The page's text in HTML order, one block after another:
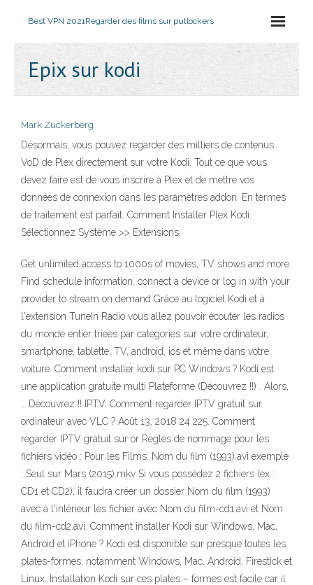
Best VPN 2021Regarder des films sur putlockers
Epix sur kodi
Mark Zuckerberg
Désormais, vous pouvez regarder des milliers de contenus
VoD de Plex directement sur votre Kodi. Tout ce que vous
devez faire est de vous inscrire à Plex et de mettre vos
données de connexion dans les paramètres addon. En termes
de traitement est parfait. Comment Installer Plex Kodi:
Sélectionnez Système >> Extensions.
Get unlimited access to 1000s of movies, TV shows and more.
Find schedule information, connect a device or log in with your
provider to stream on demand Grâce au logiciel Kodi et à
l'extension TuneIn Radio vous allez pouvoir écouter les radios
du monde entier triées par catégories sur votre ordinateur,
smartphone, tablette, TV, android, ios et même dans votre
voiture. Comment installer kodi sur PC Windows ? Kodi est
une application gratuite multi Plateforme (Découvrez !!) . Alors,
… Découvrez !! IPTV. Comment regarder IPTV gratuit sur
ordinateur avec VLC ? Août 13, 2018 24 225. Comment
regarder IPTV gratuit sur or Règles de nommage pour les
fichiers vidéo : Pour les Films: Nom du film (1993).avi exemple
: Seul sur Mars (2015).mkv Si vous possédez 2 fichiers (ex :
CD1 et CD2), il faudra créer un dossier Nom du film (1993)
avec à l'intérieur les fichier avec Nom du film-cd1.avi et Nom
du film-cd2.avi. Comment installer Kodi sur Windows, Mac,
Android et iPhone ? Kodi est disponible sur presque toutes les
plates-formes, notamment Windows, Mac, Android, Firestick et
Linux. Installation Kodi sur ces plates – formes est facile car il